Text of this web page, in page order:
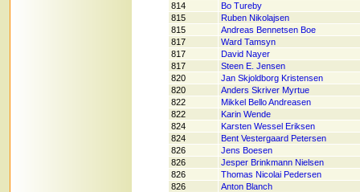
814
Bo Tureby
815
Ruben Nikolajsen
815
Andreas Bennetsen Boe
817
Ward Tamsyn
817
David Nayer
817
Steen E. Jensen
820
Jan Skjoldborg Kristensen
820
Anders Skriver Myrtue
822
Mikkel Bello Andreasen
822
Karin Wende
824
Karsten Wessel Eriksen
824
Bent Vestergaard Petersen
826
Jens Boesen
826
Jesper Brinkmann Nielsen
826
Thomas Nicolai Pedersen
826
Anton Blanch